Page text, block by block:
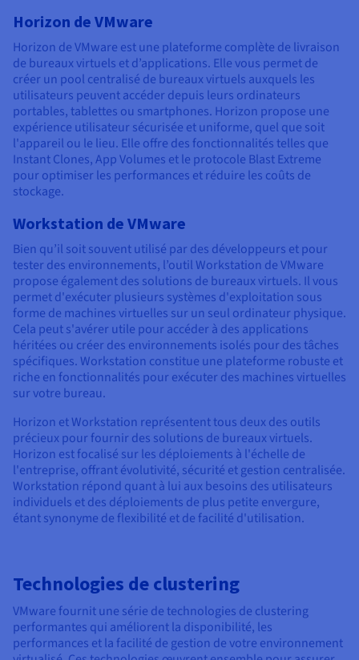
Horizon de VMware
Horizon de VMware est une plateforme complète de livraison
de bureaux virtuels et d’applications. Elle vous permet de
créer un pool centralisé de bureaux virtuels auxquels les
utilisateurs peuvent accéder depuis leurs ordinateurs
portables, tablettes ou smartphones. Horizon propose une
expérience utilisateur sécurisée et uniforme, quel que soit
l'appareil ou le lieu. Elle offre des fonctionnalités telles que
Instant Clones, App Volumes et le protocole Blast Extreme
pour optimiser les performances et réduire les coûts de
stockage.
Workstation de VMware
Bien qu’il soit souvent utilisé par des développeurs et pour
tester des environnements, l’outil Workstation de VMware
propose également des solutions de bureaux virtuels. Il vous
permet d'exécuter plusieurs systèmes d'exploitation sous
forme de machines virtuelles sur un seul ordinateur physique.
Cela peut s'avérer utile pour accéder à des applications
héritées ou créer des environnements isolés pour des tâches
spécifiques. Workstation constitue une plateforme robuste et
riche en fonctionnalités pour exécuter des machines virtuelles
sur votre bureau.
Horizon et Workstation représentent tous deux des outils
précieux pour fournir des solutions de bureaux virtuels.
Horizon est focalisé sur les déploiements à l'échelle de
l'entreprise, offrant évolutivité, sécurité et gestion centralisée.
Workstation répond quant à lui aux besoins des utilisateurs
individuels et des déploiements de plus petite envergure,
étant synonyme de flexibilité et de facilité d'utilisation.
Technologies de clustering
VMware fournit une série de technologies de clustering
performantes qui améliorent la disponibilité, les
performances et la facilité de gestion de votre environnement